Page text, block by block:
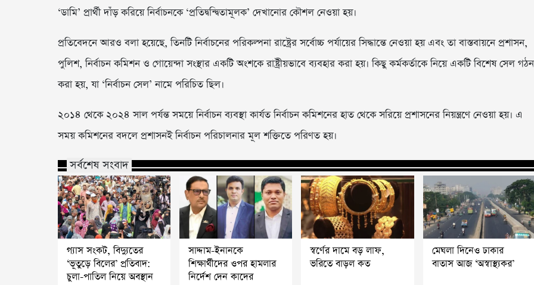
‘ডামি’ প্রার্থী দাঁড় করিয়ে নির্বাচনকে ‘প্রতিদ্বন্দ্বিতামূলক’ দেখানোর কৌশল নেওয়া হয়।
প্রতিবেদনে আরও বলা হয়েছে, তিনটি নির্বাচনের পরিকল্পনা রাষ্ট্রের সর্বোচ্চ পর্যায়ের সিদ্ধান্তে নেওয়া হয় এবং তা বাস্তবায়নে প্রশাসন,
পুলিশ, নির্বাচন কমিশন ও গোয়েন্দা সংস্থার একটি অংশকে রাষ্ট্রীয়ভাবে ব্যবহার করা হয়। কিছু কর্মকর্তাকে নিয়ে একটি বিশেষ সেল গঠন
করা হয়, যা ‘নির্বাচন সেল’ নামে পরিচিত ছিল।
২০১৪ থেকে ২০২৪ সাল পর্যন্ত সময়ে নির্বাচন ব্যবস্থা কার্যত নির্বাচন কমিশনের হাত থেকে সরিয়ে প্রশাসনের নিয়ন্ত্রণে নেওয়া হয়। এ
সময় কমিশনের বদলে প্রশাসনই নির্বাচন পরিচালনার মূল শক্তিতে পরিণত হয়।
সর্বশেষ সংবাদ
গ্যাস সংকট, বিদ্যুতের
‘ভূতুড়ে বিলের’ প্রতিবাদ:
চুলা-পাতিল নিয়ে অবস্থান
সাদ্দাম-ইনানকে
শিক্ষার্থীদের ওপর হামলার
নির্দেশ দেন কাদের
স্বর্ণের দামে বড় লাফ,
ভরিতে বাড়ল কত
মেঘলা দিনেও ঢাকার
বাতাস আজ ‘অস্বাস্থ্যকর’